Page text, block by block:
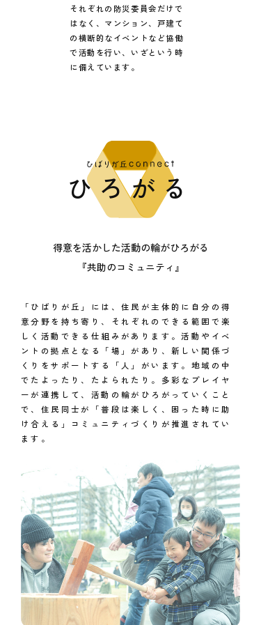
それぞれの防災委員会だけで
はなく、 マンション、戸建て
の横断的なイベントなど協働
で活動を行い、 いざという時
に備えています。
ひろがる
得意を活かした活動の輪がひろがる
『共助のコミュニティ』
「ひばりが丘」には、住民が主体的に自分の得
意分野を持ち寄り、それぞれのできる範囲で楽
しく活動できる仕組みがあります。活動やイベ
ントの拠点となる「場」があり、新しい関係づ
くりをサポートする「人」がいます。地域の中
でたよったり、たよられたり。多彩なプレイヤ
ーが連携して、活動の輪がひろがっていくこと
で、住民同士が「普段は楽しく、困った時に助
け合える」コミュニティづくりが推進されてい
ます。